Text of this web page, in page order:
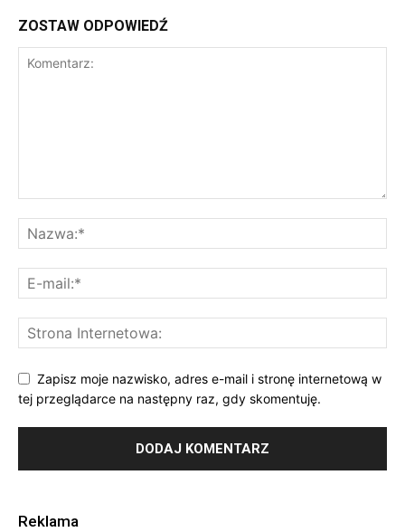
ZOSTAW ODPOWIEDŹ
Zapisz moje nazwisko, adres e-mail i stronę internetową w
tej przeglądarce na następny raz, gdy skomentuję.
Reklama